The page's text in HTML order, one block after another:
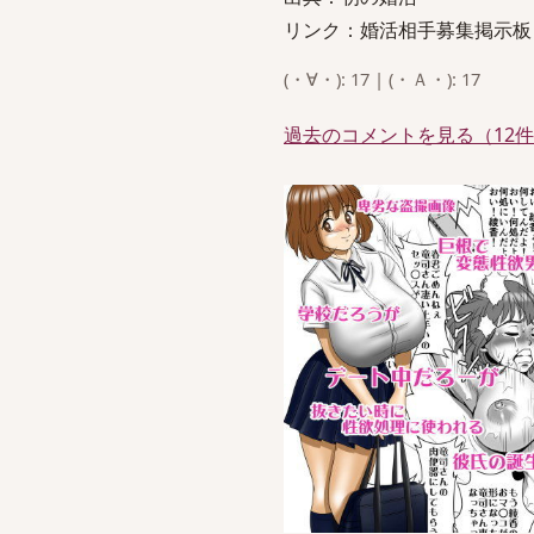
リンク：婚活相手募集掲示板
(・∀・): 17 | (・Ａ・): 17
過去のコメントを見る（12